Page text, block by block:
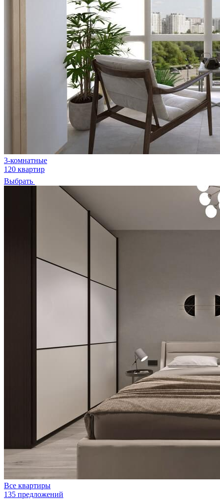
3-комнатные
120 квартир
Выбрать
Все квартиры
135 предложений